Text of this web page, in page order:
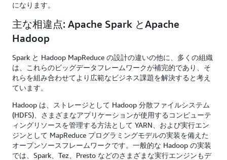
になります。
主な相違点: Apache Spark とApache
Hadoop
Spark と Hadoop MapReduce の設計の違いの他に、多くの組織
は、これらのビッグデータフレームワークが補完的であり、そ
れらを組み合わせてより広範なビジネス課題を解決すると考え
ています。
Hadoop は、ストレージとして Hadoop 分散ファイルシステム
(HDFS)、さまざまなアプリケーションが使用するコンピューテ
ィングリソースを管理する方法として YARN、および実行エン
ジンとして MapReduce プログラミングモデルの実装を備えた
オープンソースフレームワークです。一般的な Hadoop の実装
では、Spark、Tez、Presto などのさまざまな実行エンジンもデ